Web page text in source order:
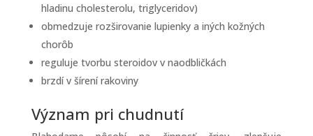
hladinu cholesterolu, triglyceridov)
obmedzuje rozširovanie lupienky a iných kožných
chorôb
reguluje tvorbu steroidov v naodbličkách
brzdí v šírení rakoviny
Význam pri chudnutí